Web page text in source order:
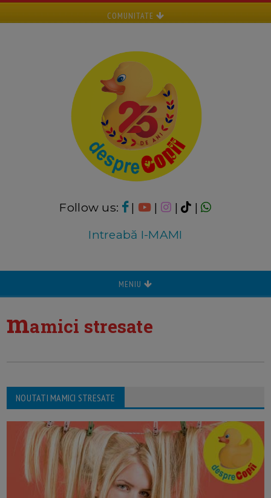
COMUNITATE
Follow us: | | |
|
Intreabă I-MAMI
MENIU
mamici stresate
NOUTATI MAMICI STRESATE